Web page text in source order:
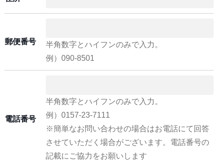
郵便番号
半角数字とハイフンのみで入力。
例）090-8501
電話番号
半角数字とハイフンのみで入力。
例）0157-23-7111
※簡単なお問い合わせの場合はお電話にて回答
させていただく場合がございます。電話番号の
記載にご協力をお願いします